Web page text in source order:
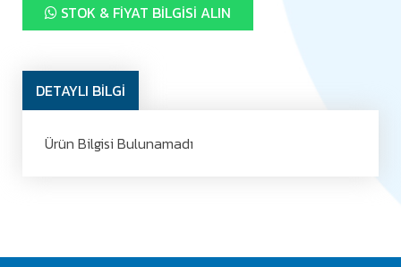
STOK & FIYAT BILGISI ALIN
DETAYLI BİLGİ
Ürün Bilgisi Bulunamadı